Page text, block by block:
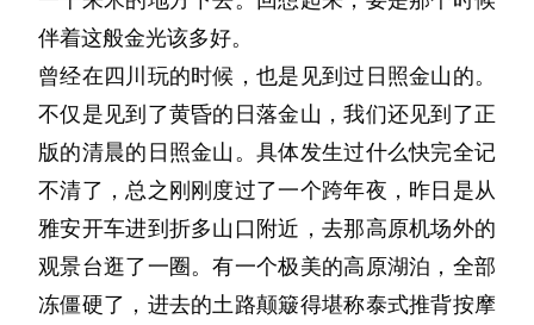
吗？我看你最近都没什么行动。”
她总是回我：“没呢，没有看到我喜欢的。......你
很想让我搬走吗？”
原来这就是答案。
很快就是初秋了。李奶有天早上在楼道等我，说
给我腌了点萝卜。我说不用麻烦，她还是塞了两
罐过来。
因为他是我的英雄啊。
英雄就是要在历经磨难之后依然站在舞台中央的
人，是能够拯救很多人的人。于是我找一天支开
他之后，和女儿在卧室里写好了遗嘱。明明我都
没什么反应，亲爱的女儿却泪不成声。
说没有遗憾也是假的。我们彼此都是腼腆的人，
一生中对对方说出“爱”这个词的机会屈指可数。
他可是我爱的英雄啊，我怎么舍得离开他的身边
看着看着，魏师傅的眼神突然变得惆怅了起来，
过了一阵子突然问出了一个出人意料的问题：
“你的这个朋友，长得真像我女儿。她有四十多
了吧？”
袁丽刚刚找到支付功能，原来是App没有绑定信
用卡，而且还不能绑定境外卡，正在满头大汗地
找其他解决方案，完全没有注意魏师傅的眼神：
“对，我们是高中同学，都是1976年的。”
魏师傅的目光像是锁定在了苏木身上，丝毫不在
围着的时候，陈墨脑袋像炸了一样，挤进去，冲
到了夏楠的面前，夏楠对着他笑着，
突然，他像被谁推了一把，身体一个趔趄，夏楠
扶着他，不等他反应过来，就被夏楠拉着疯了一
样冲出了酒吧，在马路上疯跑了很久，终于体力
不支倒在了路边……
他们看着彼此气喘吁吁的样子，然后开始大笑起
来。
的，你可以不死了，可是她依然一动也不动……
一着急，我突然醒了，我长舒了一口气，明白过
来：这是一个梦！还好，这只是一个梦。
伴着这般金光该多好。
曾经在四川玩的时候，也是见到过日照金山的。
不仅是见到了黄昏的日落金山，我们还见到了正
版的清晨的日照金山。具体发生过什么快完全记
不清了，总之刚刚度过了一个跨年夜，昨日是从
雅安开车进到折多山口附近，去那高原机场外的
观景台逛了一圈。有一个极美的高原湖泊，全部
冻僵硬了，进去的土路颠簸得堪称泰式推背按摩